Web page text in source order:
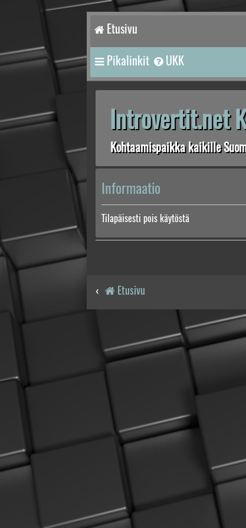
Etusivu
Pikalinkit UKK
Introvertit.net
Kohtaamispaikka kaikille
Informaatio
Tilapäisesti pois käytöstä
Etusivu